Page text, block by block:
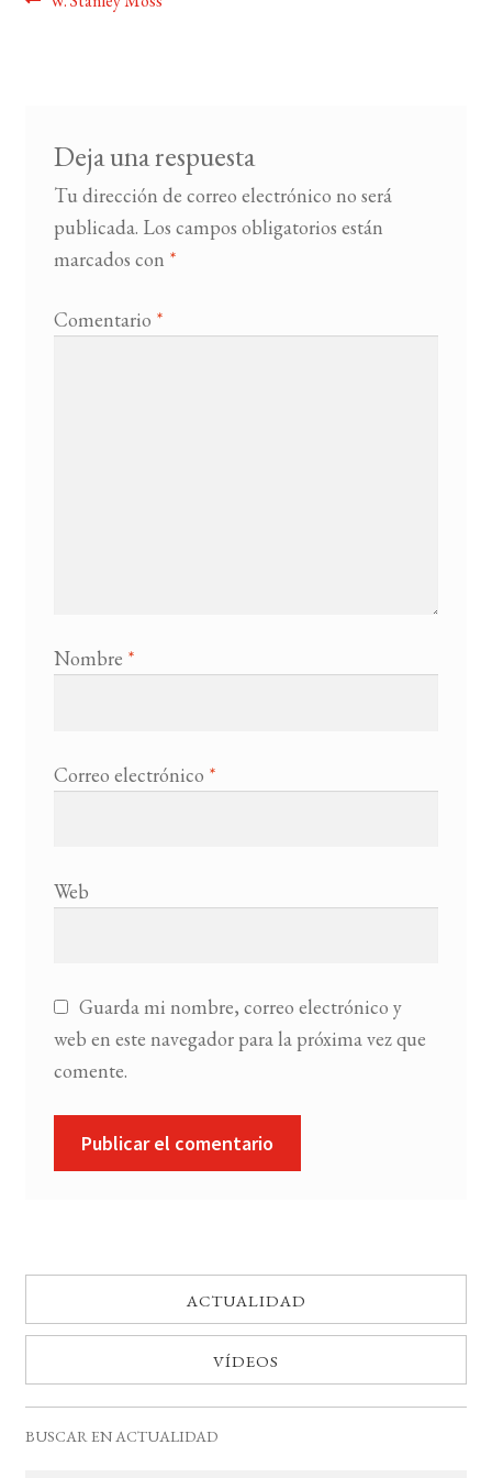
Deja una respuesta
Tu dirección de correo electrónico no será
publicada. Los campos obligatorios están
marcados con *
Comentario *
Nombre *
Correo electrónico *
Web
Guarda mi nombre, correo electrónico y
web en este navegador para la próxima vez que
comente.
ACTUALIDAD
VÍDEOS
BUSCAR EN ACTUALIDAD